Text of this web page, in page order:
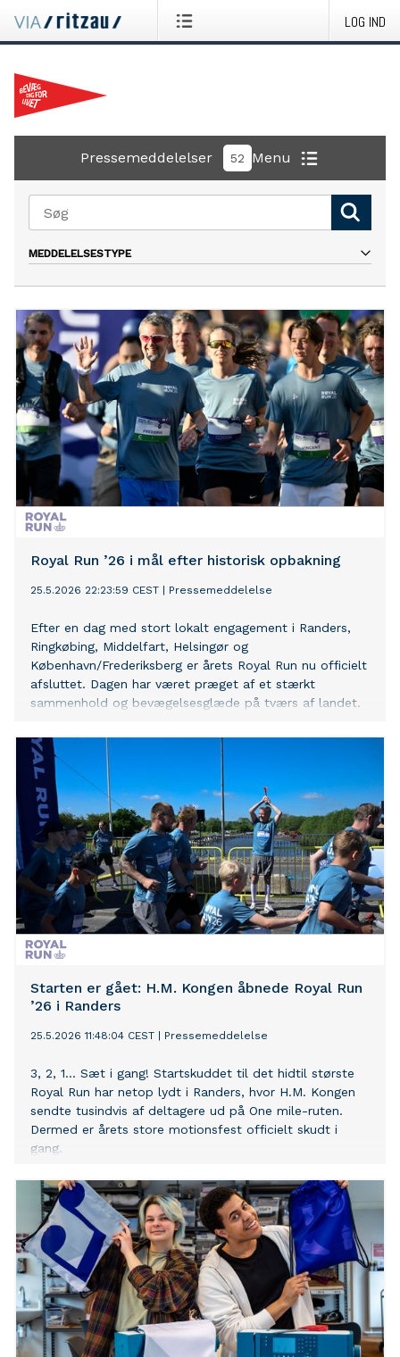
LOG IND
Pressemeddelelser 52 Menu
MEDDELELSESTYPE
Alle
Presseinvitation
Pressemeddelelse
Royal Run ’26 i mål efter historisk opbakning
25.5.2026 22:23:59 CEST Pressemeddelelse
Efter en dag med stort lokalt engagement i Randers,
Ringkøbing, Middelfart, Helsingør og
København/Frederiksberg er årets Royal Run nu officielt
afsluttet. Dagen har været præget af et stærkt
sammenhold og bevægelsesglæde på tværs af landet.
Starten er gået: H.M. Kongen åbnede Royal Run
’26 i Randers
25.5.2026 11:48:04 CEST Pressemeddelelse
3, 2, 1... Sæt i gang! Startskuddet til det hidtil største
Royal Run har netop lydt i Randers, hvor H.M. Kongen
sendte tusindvis af deltagere ud på One mile-ruten.
Dermed er årets store motionsfest officielt skudt i
gang.